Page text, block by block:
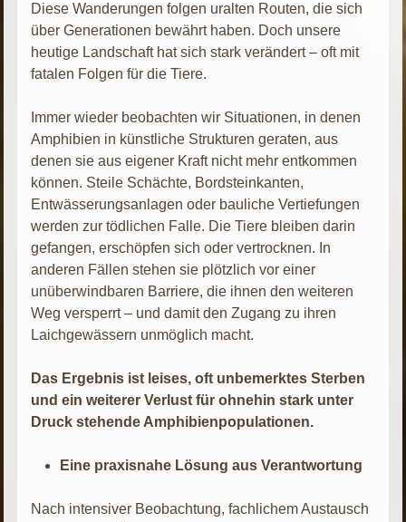
Diese Wanderungen folgen uralten Routen, die sich
über Generationen bewährt haben. Doch unsere
heutige Landschaft hat sich stark verändert – oft mit
fatalen Folgen für die Tiere.
Immer wieder beobachten wir Situationen, in denen
Amphibien in künstliche Strukturen geraten, aus
denen sie aus eigener Kraft nicht mehr entkommen
können. Steile Schächte, Bordsteinkanten,
Entwässerungsanlagen oder bauliche Vertiefungen
werden zur tödlichen Falle. Die Tiere bleiben darin
gefangen, erschöpfen sich oder vertrocknen. In
anderen Fällen stehen sie plötzlich vor einer
unüberwindbaren Barriere, die ihnen den weiteren
Weg versperrt – und damit den Zugang zu ihren
Laichgewässern unmöglich macht.
Das Ergebnis ist leises, oft unbemerktes Sterben
und ein weiterer Verlust für ohnehin stark unter
Druck stehende Amphibienpopulationen.
Eine praxisnahe Lösung aus Verantwortung
Nach intensiver Beobachtung, fachlichem Austausch